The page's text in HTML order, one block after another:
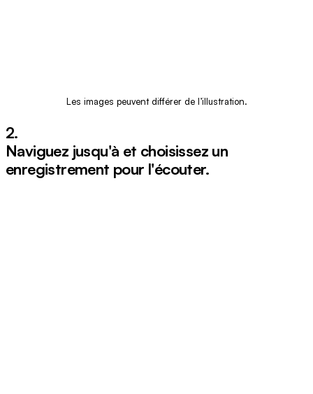
Les images peuvent différer de l’illustration.
2.
Naviguez jusqu'à et choisissez un
enregistrement pour l'écouter.